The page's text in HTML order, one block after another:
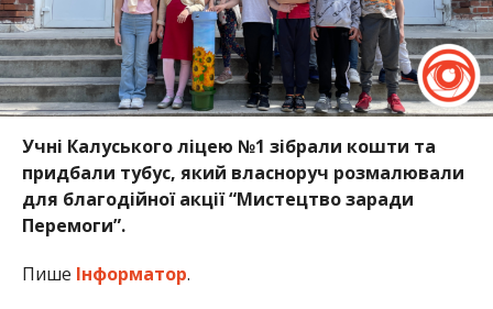
Учні Калуського ліцею №1 зібрали кошти та
придбали тубус, який власноруч розмалювали
для благодійної акції “Мистецтво заради
Перемоги”.
Пише Інформатор.